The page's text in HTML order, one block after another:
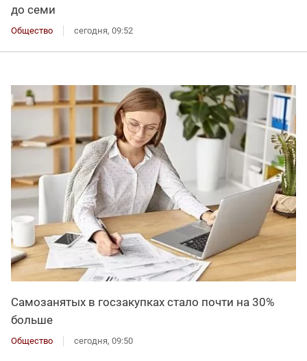
до семи
Общество сегодня, 09:52
Самозанятых в госзакупках стало почти на 30%
больше
Общество сегодня, 09:50